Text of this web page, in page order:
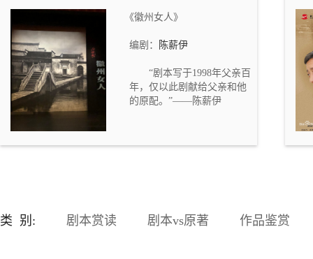
《徽州女人》
编剧： 陈薪伊
“剧本写于1998年父亲百
年，仅以此剧献给父亲和他
的原配。”——陈薪伊
类 别: 剧本赏读 剧本vs原著 作品鉴赏